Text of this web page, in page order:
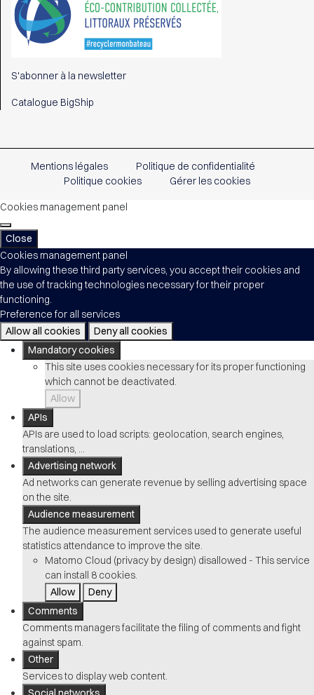
S'abonner à la newsletter
Catalogue BigShip
Mentions légales
Politique de confidentialité
Politique cookies
Gérer les cookies
Cookies management panel
Close
Cookies management panel
By allowing these third party services, you accept their cookies and
the use of tracking technologies necessary for their proper
functioning.
Preference for all services
Allow all cookies
Deny all cookies
Mandatory cookies
This site uses cookies necessary for its proper functioning
which cannot be deactivated.
Allow
APIs
APIs are used to load scripts: geolocation, search engines,
translations, ...
Advertising network
Ad networks can generate revenue by selling advertising space
on the site.
Audience measurement
The audience measurement services used to generate useful
statistics attendance to improve the site.
Matomo Cloud (privacy by design) disallowed - This service
can install 8 cookies.
Allow
Deny
Comments
Comments managers facilitate the filing of comments and fight
against spam.
Other
Services to display web content.